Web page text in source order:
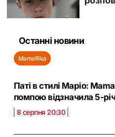
Останні новини
MamaRika
Паті в стилі Маріо:
помпою відзначила 5-
8 серпня 20:30